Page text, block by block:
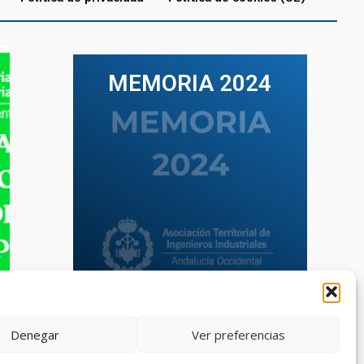
Denegar Ver preferencias
MEMORIA 2024